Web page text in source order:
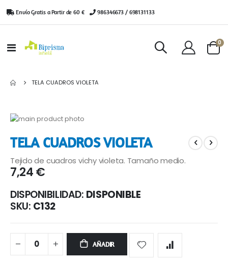
Envío Gratis a Partir de 60 € | 986346673 / 698131133
Toggle
Cart
0
TELA CUADROS VIOLETA
Saltar
final
de
la
galería
imágenes
al
comienzo
de
la
de
imágenes
TELA CUADROS VIOLETA
Tejido de cuadros vichy violeta. Tamaño medio.
7,24 €
DISPONIBILIDAD: DISPONIBLE
SKU C132
AÑADIR